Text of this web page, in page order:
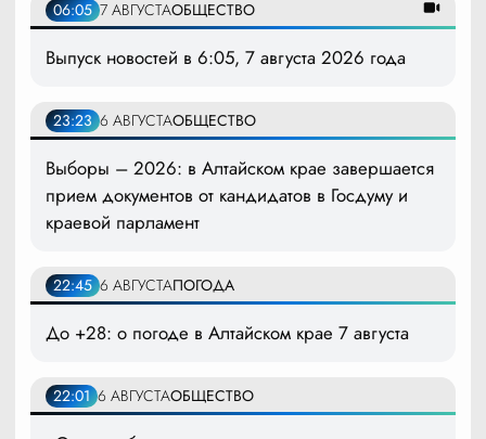
06:05 7 АВГУСТАОБЩЕСТВО
Выпуск новостей в 6:05, 7 августа 2026 года
23:23 6 АВГУСТАОБЩЕСТВО
Выборы – 2026: в Алтайском крае завершается
прием документов от кандидатов в Госдуму и
краевой парламент
22:45 6 АВГУСТАПОГОДА
До +28: о погоде в Алтайском крае 7 августа
22:01 6 АВГУСТАОБЩЕСТВО